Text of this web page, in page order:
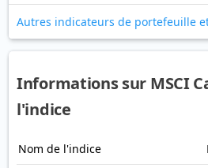
Autres indicateurs de portefeuille
Informations sur MSCI
l'indice
Nom de l'indice